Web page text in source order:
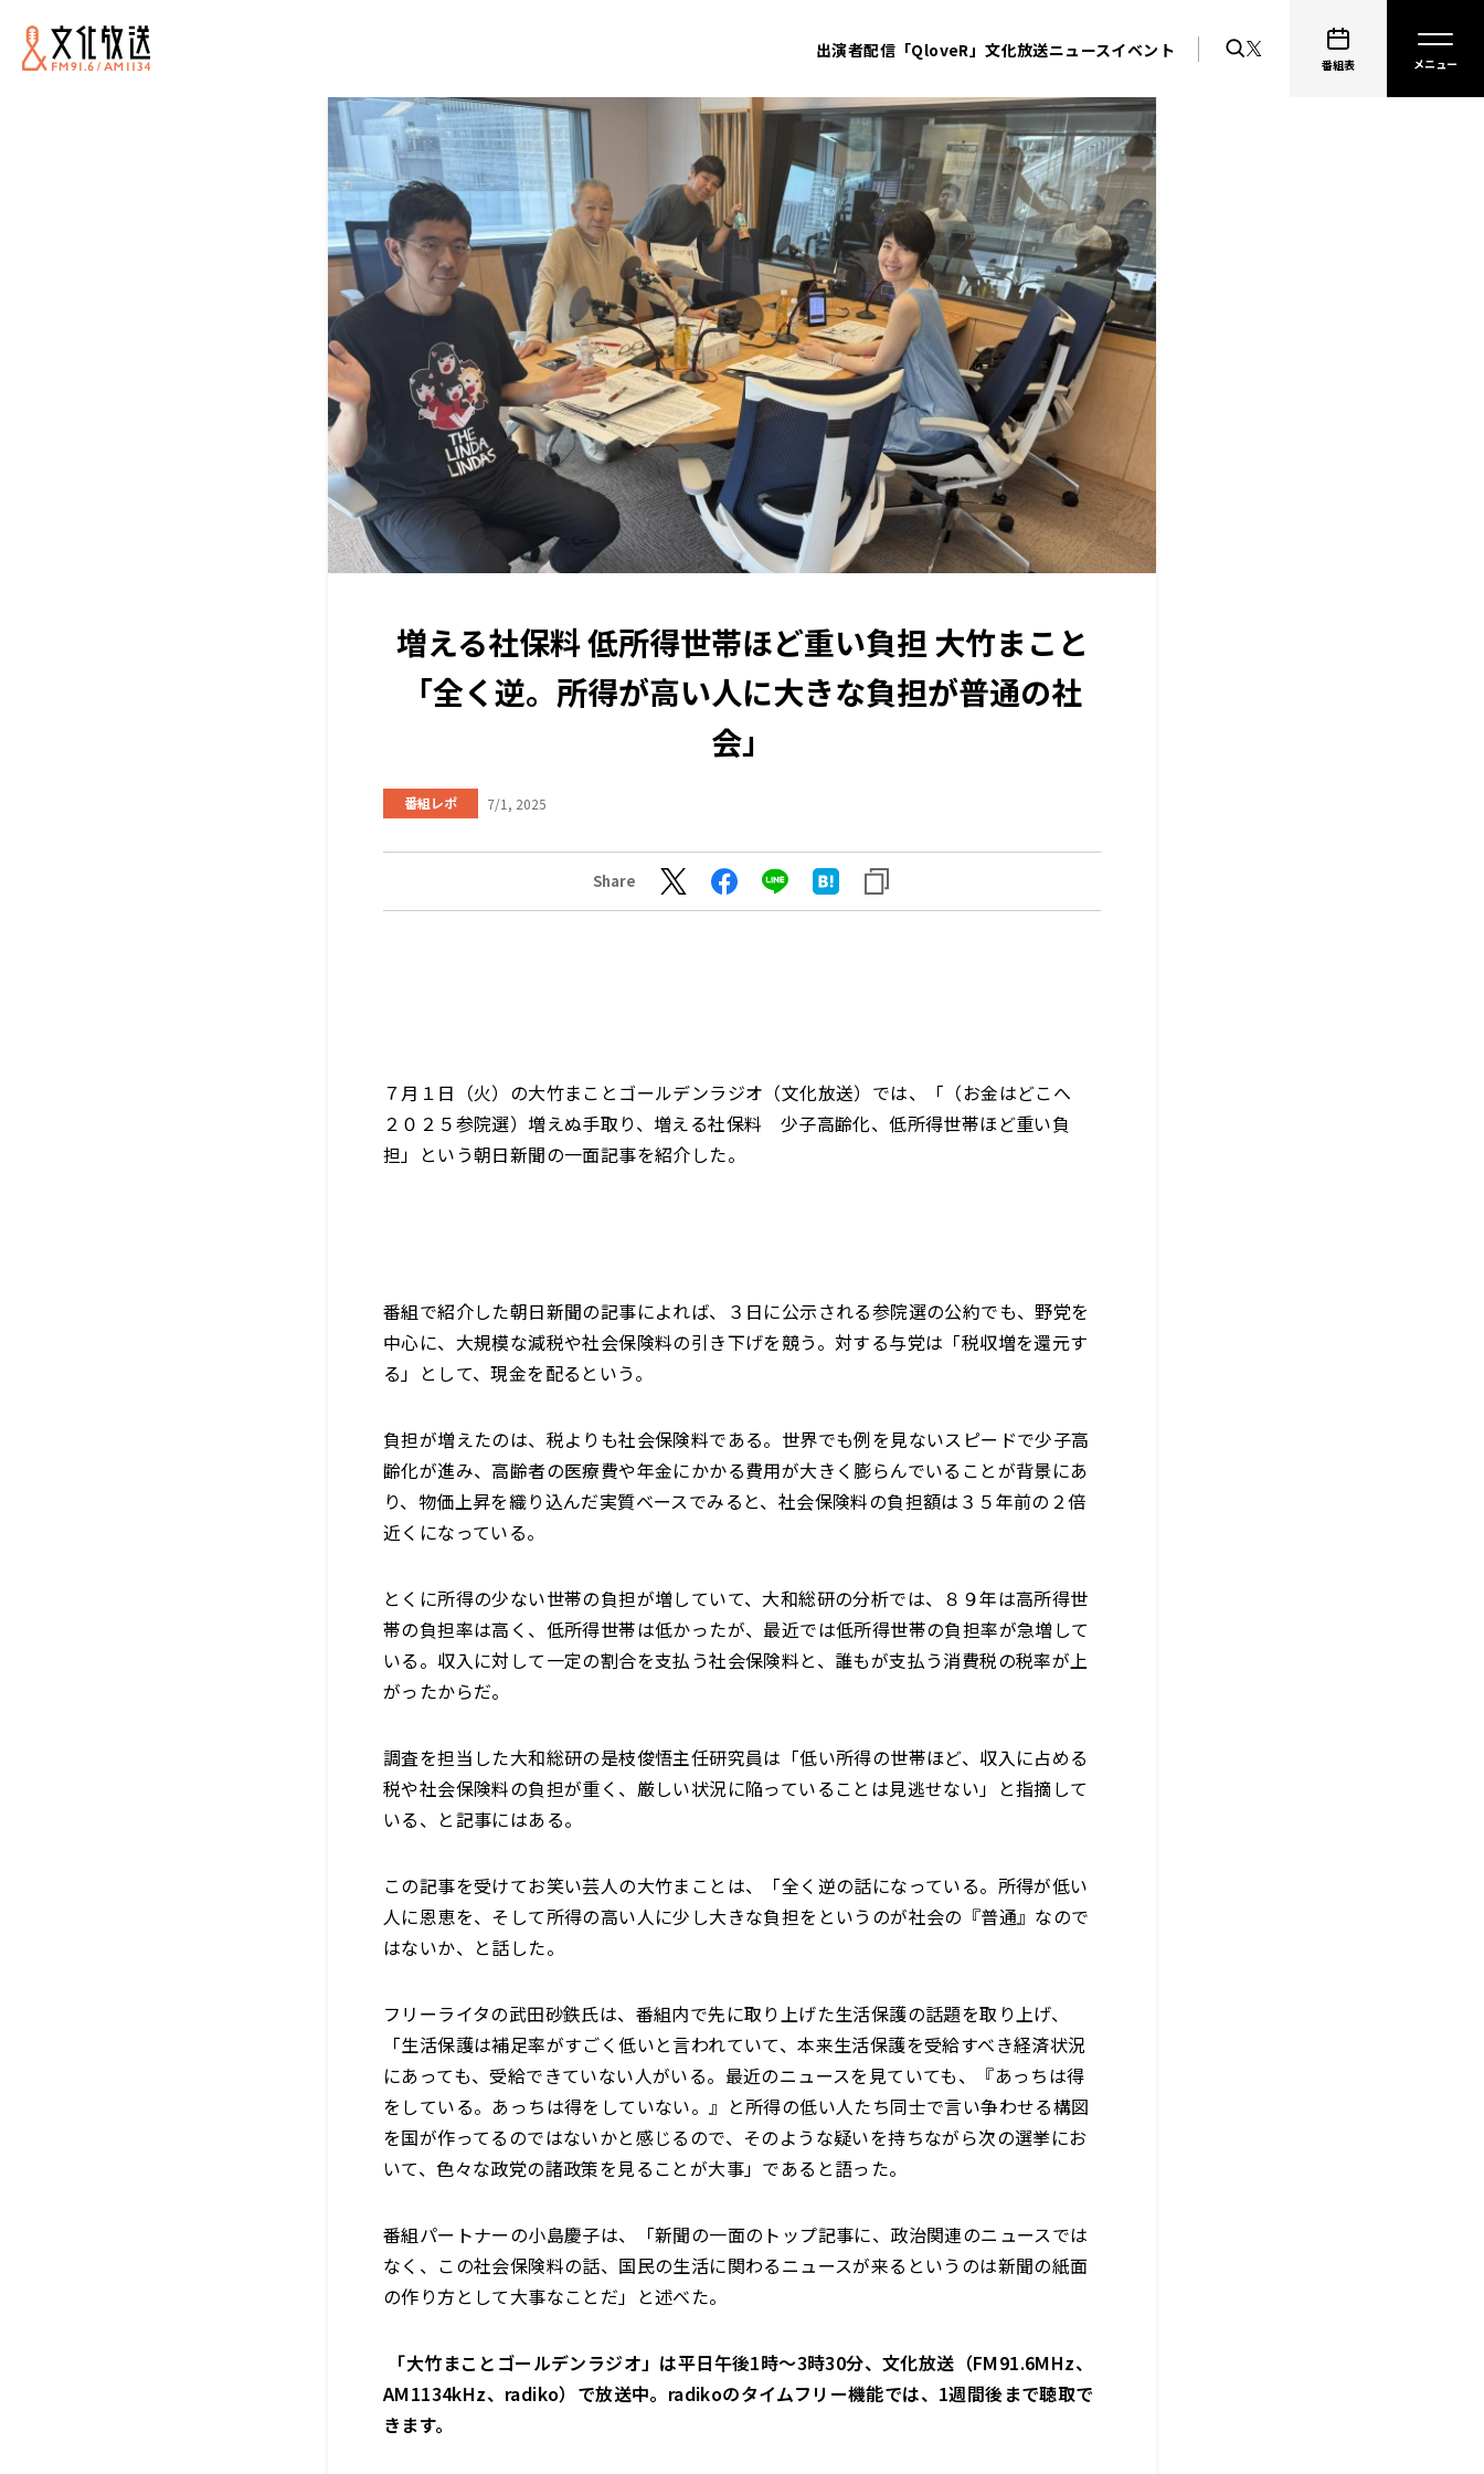
出演者配信「QloveR」文化放送ニュースイベント
番組表
増える社保料 低所得世帯ほど重い負担 大竹まこと
「全く逆。所得が高い人に大きな負担が普通の社
会」
番組レポ 7/1, 2025
Share
７月１日（火）の大竹まことゴールデンラジオ（文化放送）では、「（お金はどこへ
２０２５参院選）増えぬ手取り、増える社保料 少子高齢化、低所得世帯ほど重い負
担」という朝日新聞の一面記事を紹介した。
番組で紹介した朝日新聞の記事によれば、３日に公示される参院選の公約でも、野党を
中心に、大規模な減税や社会保険料の引き下げを競う。対する与党は「税収増を還元す
る」として、現金を配るという。
負担が増えたのは、税よりも社会保険料である。世界でも例を見ないスピードで少子高
齢化が進み、高齢者の医療費や年金にかかる費用が大きく膨らんでいることが背景にあ
り、物価上昇を織り込んだ実質ベースでみると、社会保険料の負担額は３５年前の２倍
近くになっている。
とくに所得の少ない世帯の負担が増していて、大和総研の分析では、８９年は高所得世
帯の負担率は高く、低所得世帯は低かったが、最近では低所得世帯の負担率が急増して
いる。収入に対して一定の割合を支払う社会保険料と、誰もが支払う消費税の税率が上
がったからだ。
調査を担当した大和総研の是枝俊悟主任研究員は「低い所得の世帯ほど、収入に占める
税や社会保険料の負担が重く、厳しい状況に陥っていることは見逃せない」と指摘して
いる、と記事にはある。
この記事を受けてお笑い芸人の大竹まことは、「全く逆の話になっている。所得が低い
人に恩恵を、そして所得の高い人に少し大きな負担をというのが社会の『普通』なので
はないか、と話した。
フリーライタの武田砂鉄氏は、番組内で先に取り上げた生活保護の話題を取り上げ、
「生活保護は補足率がすごく低いと言われていて、本来生活保護を受給すべき経済状況
にあっても、受給できていない人がいる。最近のニュースを見ていても、『あっちは得
をしている。あっちは得をしていない。』と所得の低い人たち同士で言い争わせる構図
を国が作ってるのではないかと感じるので、そのような疑いを持ちながら次の選挙にお
いて、色々な政党の諸政策を見ることが大事」であると語った。
番組パートナーの小島慶子は、「新聞の一面のトップ記事に、政治関連のニュースでは
なく、この社会保険料の話、国民の生活に関わるニュースが来るというのは新聞の紙面
の作り方として大事なことだ」と述べた。
「大竹まことゴールデンラジオ」は平日午後1時～3時30分、文化放送（FM91.6MHz、
AM1134kHz、radiko）で放送中。radikoのタイムフリー機能では、1週間後まで聴取で
きます。